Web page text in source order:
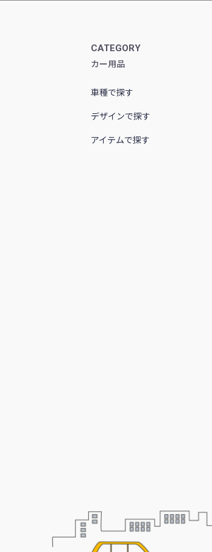
CATEGORY
カー用品
車種で探す
デザインで探す
アイテムで探す